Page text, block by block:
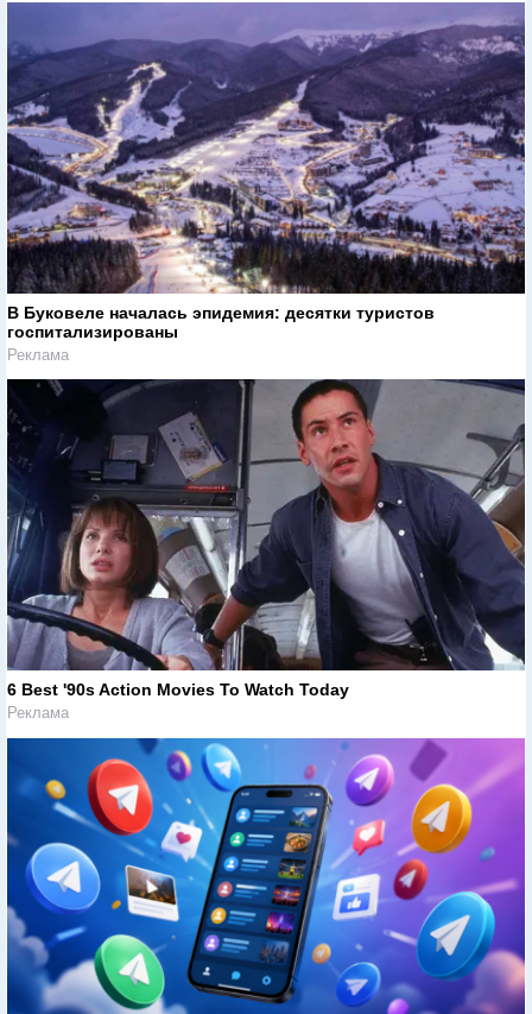
В Буковеле началась эпидемия: десятки туристов
госпитализированы
Реклама
6 Best '90s Action Movies To Watch Today
Реклама